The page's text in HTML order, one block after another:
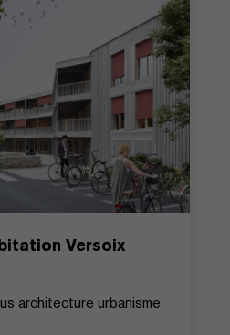
Versoix
architecture urbanisme